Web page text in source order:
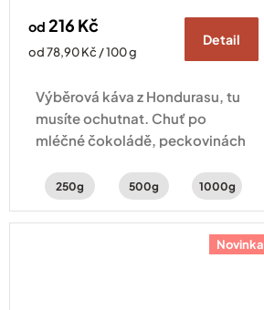
od 216 Kč
Měrná
od 78,90 Kč / 100 g
Detail
Výběrová káva z Hondurasu, tu
musíte ochutnat. Chuť po
mléčné čokoládě, peckovinách
250g 500g 1000g
Novinka